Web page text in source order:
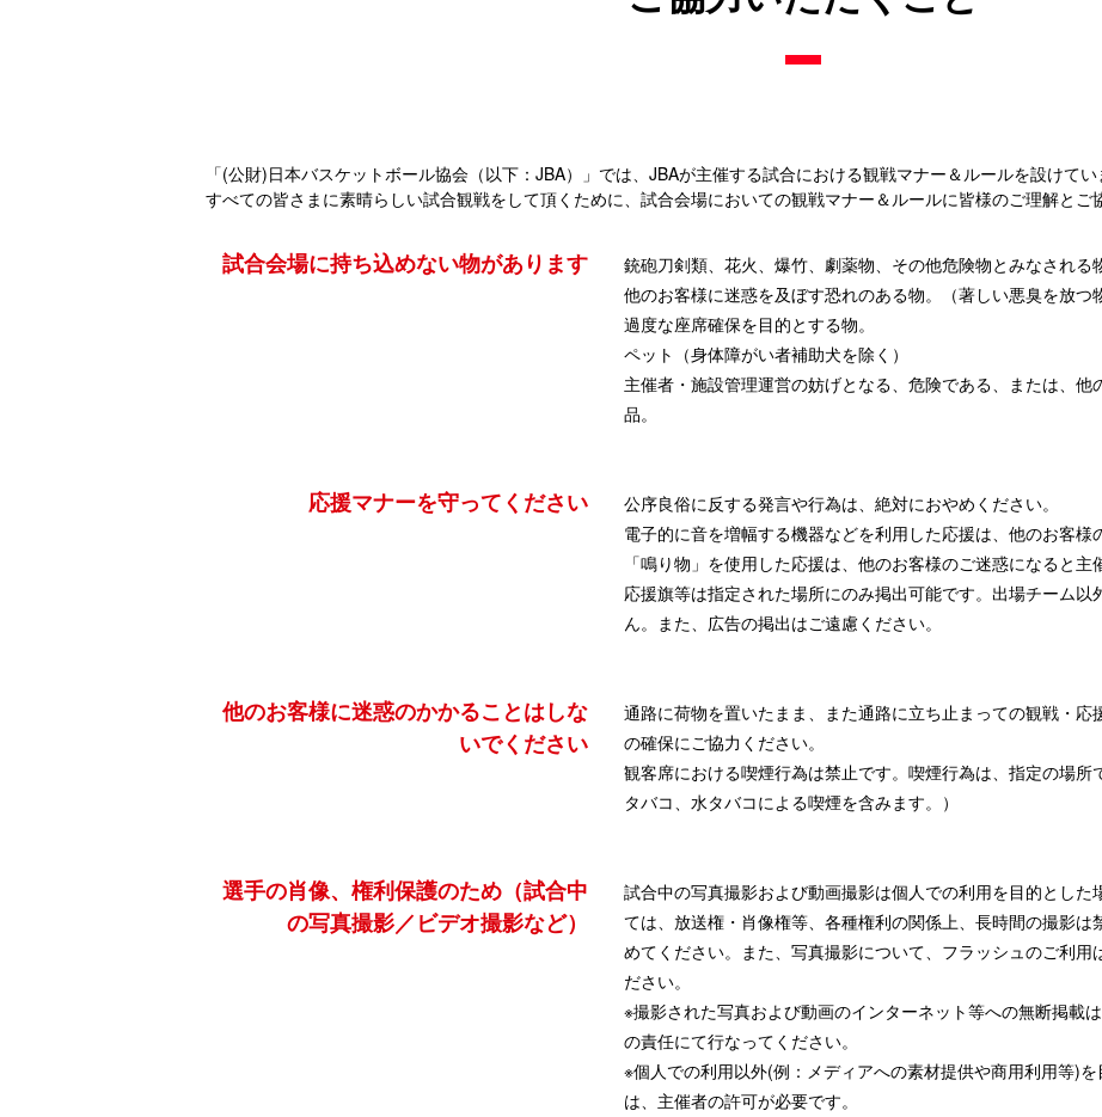
「(公財)日本バスケットボール協会（以下：JBA）」では、JBAが主催する試合における観戦マナー＆ルールを設けてい
すべての皆さまに素晴らしい試合観戦をして頂くために、試合会場においての観戦マナー＆ルールに皆様のご理解とご
試合会場に持ち込めない物があります
銃砲刀剣類、花火、爆竹、劇薬物、その他危険物とみなされる
他のお客様に迷惑を及ぼす恐れのある物。（著しい悪臭を放つ
過度な座席確保を目的とする物。
ペット（身体障がい者補助犬を除く）
主催者・施設管理運営の妨げとなる、危険である、または、
品。
応援マナーを守ってください
公序良俗に反する発言や行為は、絶対におやめください。
電子的に音を増幅する機器などを利用した応援は、他のお客様
「鳴り物」を使用した応援は、他のお客様のご迷惑になると主
応援旗等は指定された場所にのみ掲出可能です。出場チーム
ん。また、広告の掲出はご遠慮ください。
他のお客様に迷惑のかかることはしな
いでください
通路に荷物を置いたまま、また通路に立ち止まっての観戦・
の確保にご協力ください。
観客席における喫煙行為は禁止です。喫煙行為は、指定の場
タバコ、水タバコによる喫煙を含みます。）
選手の肖像、権利保護のため（試合中
の写真撮影／ビデオ撮影など）
試合中の写真撮影および動画撮影は個人での利用を目的とし
ては、放送権・肖像権等、各種権利の関係上、長時間の撮影
めてください。また、写真撮影について、フラッシュのご利用
ださい。
※撮影された写真および動画のインターネット等への無断掲載
の責任にて行なってください。
※個人での利用以外(例：メディアへの素材提供や商用利用等)
は、主催者の許可が必要です。